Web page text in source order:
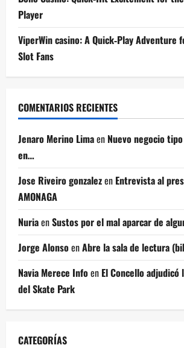
Player
ViperWin casino: A Quick‑Play Adventure
Slot Fans
COMENTARIOS RECIENTES
Jenaro Merino Limaen Nuevo negocio
en…
Jose Riveiro gonzalezen Entrevista al
AMONAGA
NuriaenSustos por el mal aparcar de
Jorge AlonsoenAbre la sala de lectura
Navia Merece Infoen El Concello
del Skate Park
CATEGORÍAS